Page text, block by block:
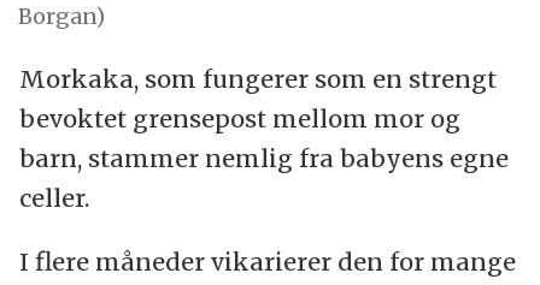
Borgan)
Morkaka, som fungerer som en strengt
bevoktet grensepost mellom mor og
barn, stammer nemlig fra babyens egne
celler.
I flere måneder vikarierer den for mange